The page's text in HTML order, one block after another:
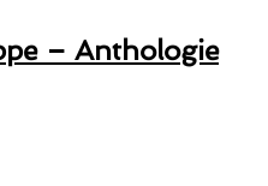
– Anthologie